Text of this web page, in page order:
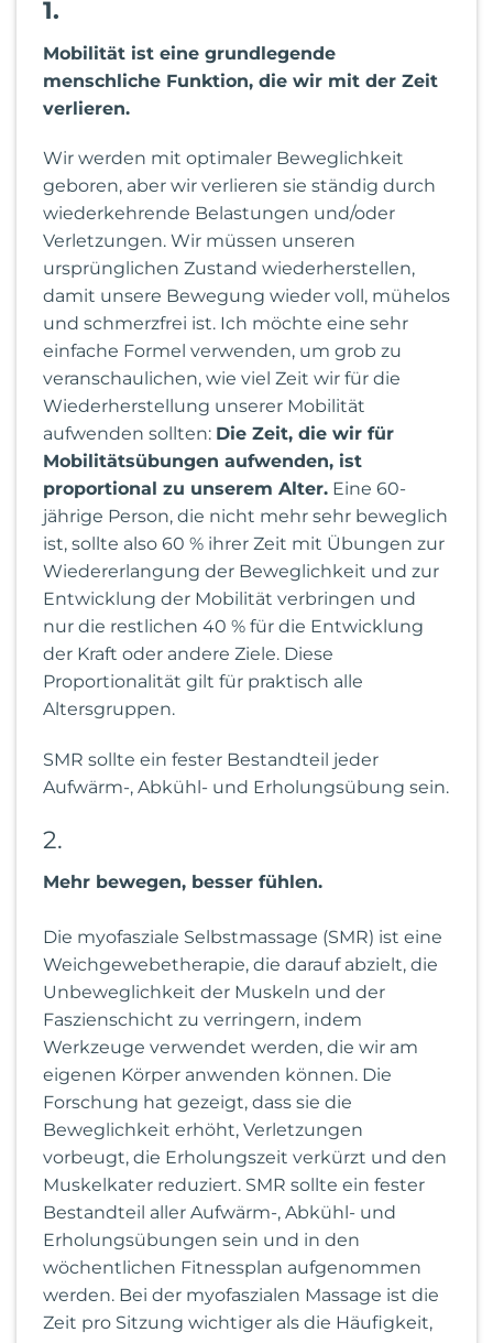
1.
Mobilität ist eine grundlegende
menschliche Funktion, die wir mit der Zeit
verlieren.
Wir werden mit optimaler Beweglichkeit
geboren, aber wir verlieren sie ständig durch
wiederkehrende Belastungen und/oder
Verletzungen. Wir müssen unseren
ursprünglichen Zustand wiederherstellen,
damit unsere Bewegung wieder voll, mühelos
und schmerzfrei ist. Ich möchte eine sehr
einfache Formel verwenden, um grob zu
veranschaulichen, wie viel Zeit wir für die
Wiederherstellung unserer Mobilität
aufwenden sollten: Die Zeit, die wir für
Mobilitätsübungen aufwenden, ist
proportional zu unserem Alter. Eine 60-
jährige Person, die nicht mehr sehr beweglich
ist, sollte also 60 % ihrer Zeit mit Übungen zur
Wiedererlangung der Beweglichkeit und zur
Entwicklung der Mobilität verbringen und
nur die restlichen 40 % für die Entwicklung
der Kraft oder andere Ziele. Diese
Proportionalität gilt für praktisch alle
Altersgruppen.
SMR sollte ein fester Bestandteil jeder
Aufwärm-, Abkühl- und Erholungsübung sein.
2.
Mehr bewegen, besser fühlen.
Die myofasziale Selbstmassage (SMR) ist eine
Weichgewebetherapie, die darauf abzielt, die
Unbeweglichkeit der Muskeln und der
Faszienschicht zu verringern, indem
Werkzeuge verwendet werden, die wir am
eigenen Körper anwenden können. Die
Forschung hat gezeigt, dass sie die
Beweglichkeit erhöht, Verletzungen
vorbeugt, die Erholungszeit verkürzt und den
Muskelkater reduziert. SMR sollte ein fester
Bestandteil aller Aufwärm-, Abkühl- und
Erholungsübungen sein und in den
wöchentlichen Fitnessplan aufgenommen
werden. Bei der myofaszialen Massage ist die
Zeit pro Sitzung wichtiger als die Häufigkeit,